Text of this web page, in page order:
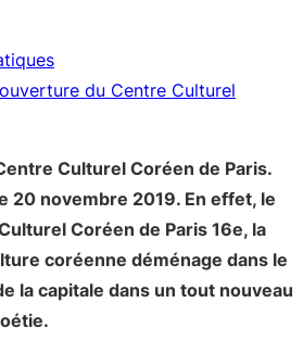
du Centre Culturel
Culturel Coréen de Paris.
20 novembre 2019. En effet, le
Coréen de Paris 16e, la
coréenne déménage dans le
la capitale dans un tout nouveau